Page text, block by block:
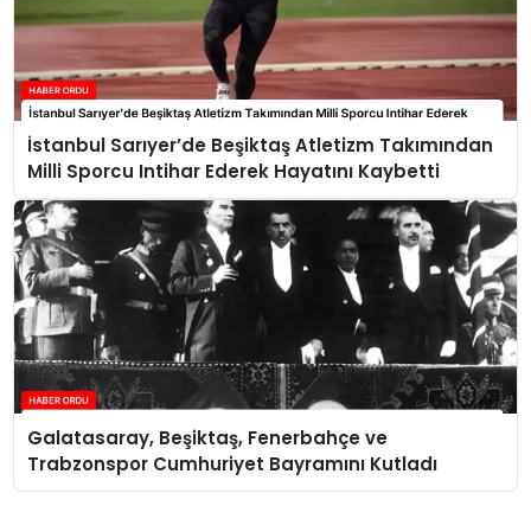
İstanbul Sarıyer’de Beşiktaş Atletizm Takımından
Milli Sporcu Intihar Ederek Hayatını Kaybetti
Galatasaray, Beşiktaş, Fenerbahçe ve
Trabzonspor Cumhuriyet Bayramını Kutladı